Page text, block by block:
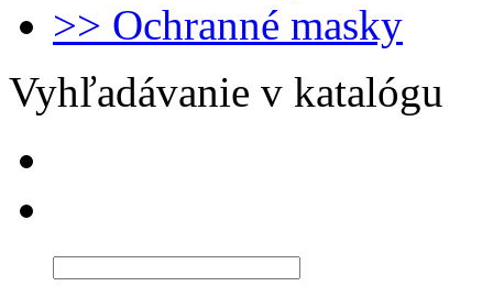
>> Ochranné masky
Vyhľadávanie v katalógu